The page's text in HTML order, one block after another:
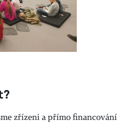
zřízeni a přímo financování